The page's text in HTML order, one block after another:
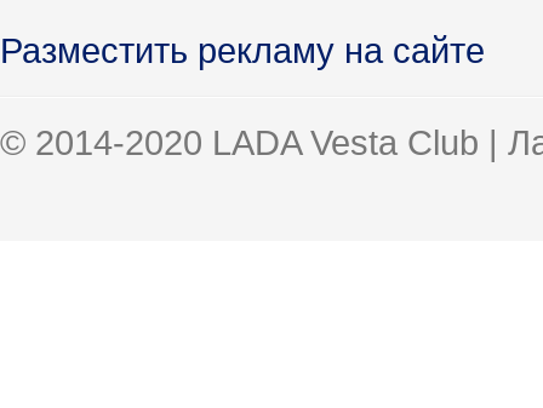
Разместить рекламу на сайте
© 2014-2020 LADA Vesta Club |